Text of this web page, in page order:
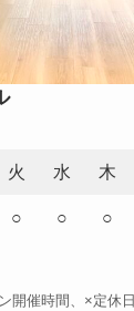
火 水 木
○ ○ ○
開催時間、×定休日